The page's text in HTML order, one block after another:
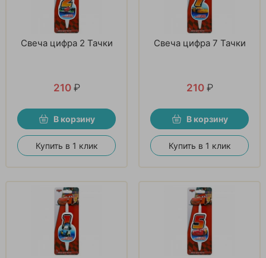
Свеча цифра 2 Тачки
210 ₽
В корзину
Купить в 1 клик
Свеча цифра 7 Тачки
210 ₽
В корзину
Купить в 1 клик